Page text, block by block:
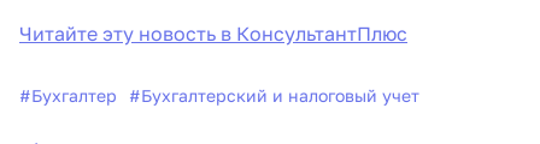
Читайте эту новость в КонсультантПлюс
#Бухгалтер #Бухгалтерский и налоговый учет